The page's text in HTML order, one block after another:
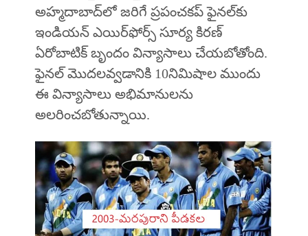
అహ్మదాబాద్‌లో జరిగే ప్రపంచకప్‌ ఫైనల్‌కు
ఇండియన్‌ ఎయిర్‌ఫోర్స్‌ సూర్య కిరణ్‌
ఏరోబాటిక్‌ బృందం విన్యాసాలు చేయబోతోంది.
ఫైనల్‌ మొదలవ్వడానికి 10నిమిషాల ముందు
ఈ విన్యాసాలు అభిమానులను
అలరించబోతున్నాయి.